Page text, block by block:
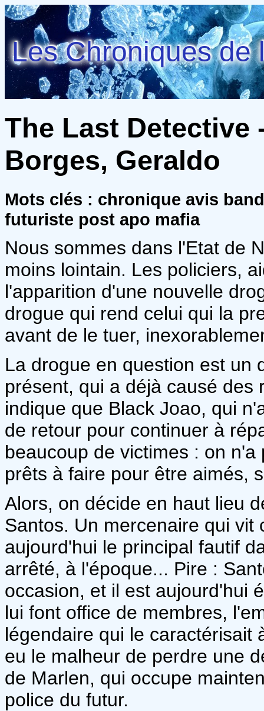
Les Chroniques de
The Last Detective
Borges, Geraldo
Mots clés : chronique avis
futuriste post apo mafia
Nous sommes dans l'Etat de
moins lointain. Les policiers,
l'apparition d'une nouvelle
drogue qui rend celui qui la
avant de le tuer,
La drogue en question est un
présent, qui a déjà causé des
indique que Black Joao, qui
de retour pour continuer à
beaucoup de victimes : on
prêts à faire pour être aimés,
Alors, on décide en haut lieu
Santos. Un mercenaire qui
aujourd'hui le principal fautif
arrêté, à l'époque... Pire :
occasion, et il est aujourd'hui
lui font office de membres,
légendaire qui le caractérisait
eu le malheur de perdre une
de Marlen, qui occupe
police du futur.